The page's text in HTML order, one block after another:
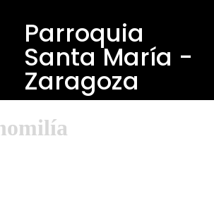
Parroquia
Santa María -
Zaragoza